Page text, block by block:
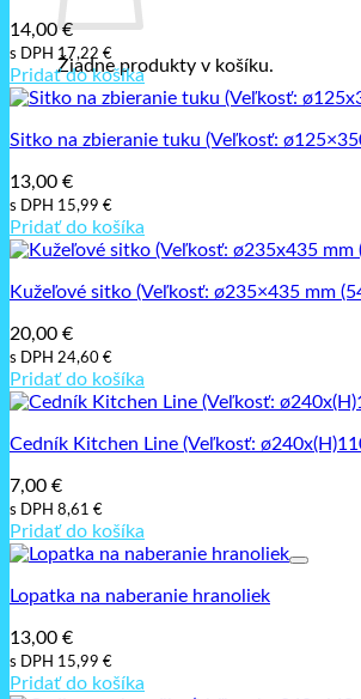
Žiadne produkty v košíku.
14,00€
s DPH 17,22 €
Pridať do košíka
Sitko na zbieranie tuku (Veľkosť:
13,00 €
s DPH 15,99 €
Pridať do košíka
Kužeľové sitko (Veľkosť: ø235×435 mm
20,00 €
s DPH 24,60 €
Pridať do košíka
Cedník Kitchen Line (Veľkosť:
7,00 €
s DPH 8,61 €
Pridať do košíka
Lopatka na naberanie hranoliek
13,00 €
s DPH 15,99 €
Pridať do košíka